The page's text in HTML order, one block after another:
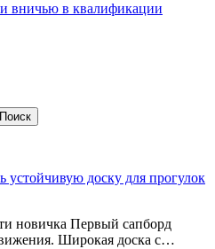
вничью в квалификации
устойчивую доску для прогулок
новичка Первый сапборд
Широкая доска с…